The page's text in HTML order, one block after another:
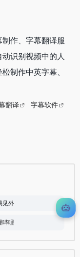
作、字幕翻译服
识别视频中的人
制作中英字幕、
翻译
字幕软件
见外
哔哩